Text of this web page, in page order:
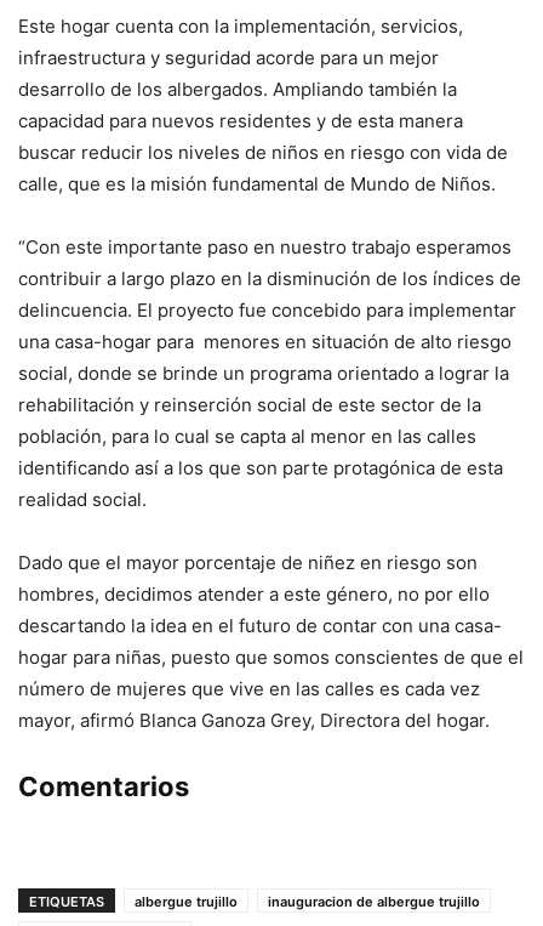
Este hogar cuenta con la implementación, servicios,
infraestructura y seguridad acorde para un mejor
desarrollo de los albergados. Ampliando también la
capacidad para nuevos residentes y de esta manera
buscar reducir los niveles de niños en riesgo con vida de
calle, que es la misión fundamental de Mundo de Niños.
“Con este importante paso en nuestro trabajo esperamos
contribuir a largo plazo en la disminución de los índices de
delincuencia. El proyecto fue concebido para implementar
una casa-hogar para menores en situación de alto riesgo
social, donde se brinde un programa orientado a lograr la
rehabilitación y reinserción social de este sector de la
población, para lo cual se capta al menor en las calles
identificando así a los que son parte protagónica de esta
realidad social.
Dado que el mayor porcentaje de niñez en riesgo son
hombres, decidimos atender a este género, no por ello
descartando la idea en el futuro de contar con una casa-
hogar para niñas, puesto que somos conscientes de que el
número de mujeres que vive en las calles es cada vez
mayor, afirmó Blanca Ganoza Grey, Directora del hogar.
Comentarios
ETIQUETAS albergue trujillo inauguracion de albergue trujillo